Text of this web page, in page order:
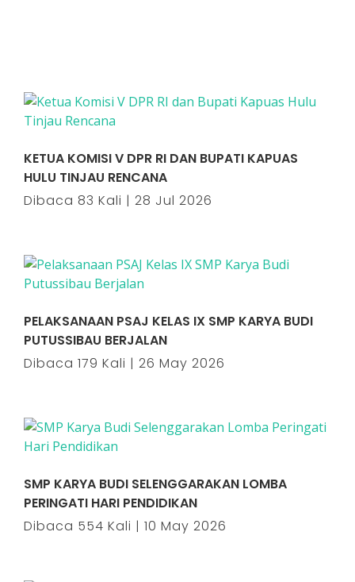
KETUA KOMISI V DPR RI DAN BUPATI KAPUAS
HULU TINJAU RENCANA
Dibaca 83 Kali | 28 Jul 2026
PELAKSANAAN PSAJ KELAS IX SMP KARYA BUDI
PUTUSSIBAU BERJALAN
Dibaca 179 Kali | 26 May 2026
SMP KARYA BUDI SELENGGARAKAN LOMBA
PERINGATI HARI PENDIDIKAN
Dibaca 554 Kali | 10 May 2026